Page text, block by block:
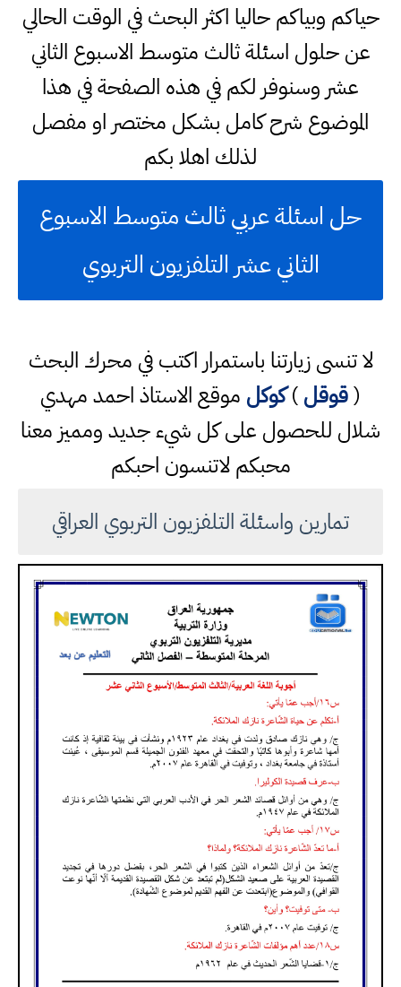
حياكم وبياكم حاليا اكثر البحث في الوقت الحالي
عن حلول اسئلة ثالث متوسط الاسبوع الثاني
عشر وسنوفر لكم في هذه الصفحة في هذا
الموضوع شرح كامل بشكل مختصر او مفصل
لذلك اهلا بكم
حل اسئلة عربي ثالث متوسط الاسبوع
الثاني عشر التلفزيون التربوي
لا تنسى زيارتنا باستمرار اكتب في محرك البحث
(قوقل)كوكل موقع الاستاذ احمد مهدي
شلال للحصول على كل شيء جديد ومميز معنا
محبكم لاتنسون احبكم
تمارين واسئلة التلفزيون التربوي العراقي